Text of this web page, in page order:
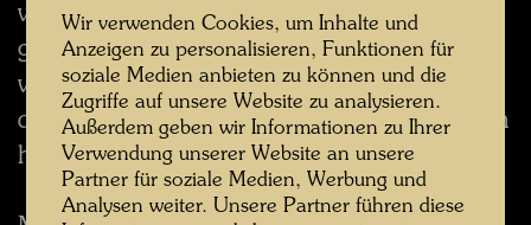
website www.hundertwasser.com mit
größter Sorgfalt. Folglich wurde die website
www.hundertwasser.com in Hinblick auf
den Schutz der persönlichen Daten auf dem
höchst möglichen Standard eingerichtet.
Wir verwenden Cookies, um Inhalte und
Anzeigen zu personalisieren, Funktionen für
soziale Medien anbieten zu können und die
Zugriffe auf unsere Website zu analysieren.
Außerdem geben wir Informationen zu Ihrer
Verwendung unserer Website an unsere
Partner für soziale Medien, Werbung und
Analysen weiter. Unsere Partner führen diese